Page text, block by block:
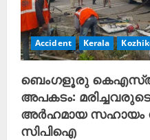
Accident Kerala
ബെംഗളൂരു
അപകടം:
അർഹമായ സഹായം
സിപിഐ